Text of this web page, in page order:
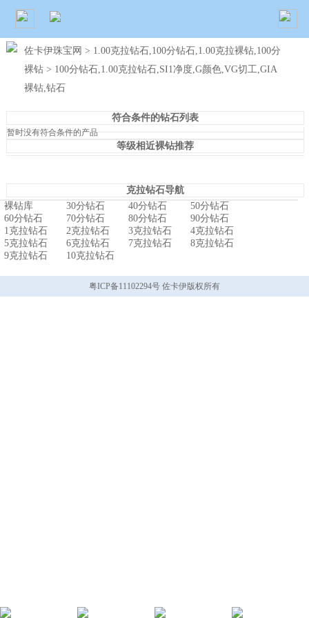
佐卡伊珠宝网 > 1.00克拉钻石,100分钻石,1.00克拉裸钻,100分
裸钻 > 100分钻石,1.00克拉钻石,SI1净度,G颜色,VG切工,GIA
裸钻,钻石
符合条件的钻石列表
暂时没有符合条件的产品
等级相近裸钻推荐
克拉钻石导航
裸钻库
30分钻石 40分钻石
50分钻石
60分钻石
70分钻石 80分钻石
90分钻石
1克拉钻石
2克拉钻石 3克拉钻石
4克拉钻石
5克拉钻石
6克拉钻石 7克拉钻石
8克拉钻石
9克拉钻石
10克拉钻石
粤ICP备11102294号 佐卡伊版权所有